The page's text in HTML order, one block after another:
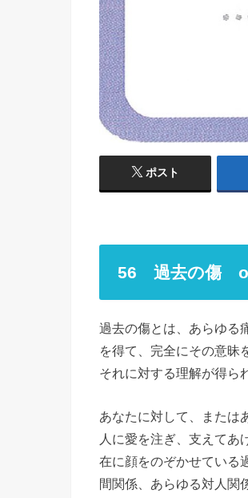
ポスト
56 過去の傷
過去の傷とは、あらゆる
を得て、完全にその意昧
それに対する理解が得ら
あなたに対して、または
人に愛を注ぎ、支えてあ
在に顔をのぞかせている
間関係、あらゆる対人関